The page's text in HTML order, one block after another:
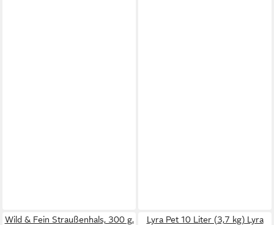
Wild & Fein Straußenhals, 300 g,
Lyra Pet 10 Liter (3,7 kg) Lyra